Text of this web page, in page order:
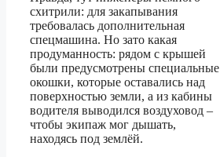
схитрили: для закапывания
требовалась дополнительная
спецмашина. Но зато какая
продуманность: рядом с крышей
были предусмотрены специальные
окошки, которые оставались над
поверхностью земли, а из кабины
водителя выводился воздуховод –
чтобы экипаж мог дышать,
находясь под землёй.